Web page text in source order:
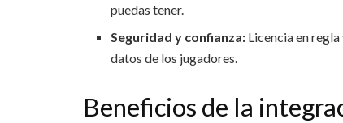
puedas tener.
Seguridad y confianza: Licencia en
datos de los jugadores.
Beneficios de la